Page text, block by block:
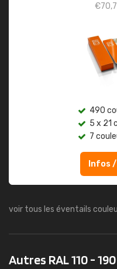
€
490
5 x 21
7
Infos
voir tous les éventails
Autres RAL 110 - 190